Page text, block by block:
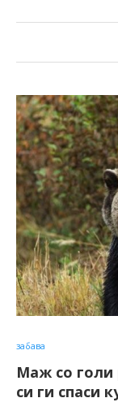
забава
Маж со голи
си ги спаси